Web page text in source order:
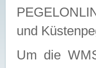
und
Um die